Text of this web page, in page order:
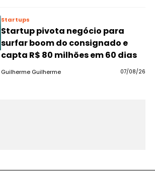
Startups
Startup pivota negócio para
surfar boom do consignado e
capta R$ 80 milhões em 60 dias
Guilherme Guilherme 07/08/26